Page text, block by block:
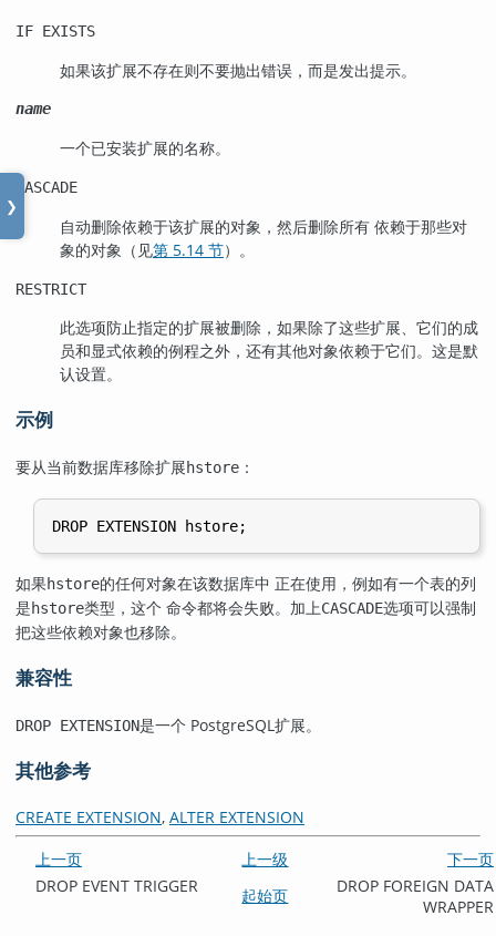
❯
IF EXISTS
如果该扩展不存在则不要抛出错误，而是发出提示。
name
一个已安装扩展的名称。
CASCADE
自动删除依赖于该扩展的对象，然后删除所有 依赖于那些对
象的对象（见第 5.14 节）。
RESTRICT
此选项防止指定的扩展被删除，如果除了这些扩展、它们的成
员和显式依赖的例程之外，还有其他对象依赖于它们。这是默
认设置。
示例
要从当前数据库移除扩展hstore ：
如果hstore的任何对象在该数据库中 正在使用，例如有一个表的列
是hstore类型，这个 命令都将会失败。加上CASCADE选项可以强制
把这些依赖对象也移除。
兼容性
DROP EXTENSION是一个 PostgreSQL扩展。
其他参考
CREATE EXTENSION, ALTER EXTENSION
上一页
上一级
下一页
DROP EVENT TRIGGER
起始页
DROP FOREIGN DATA
WRAPPER